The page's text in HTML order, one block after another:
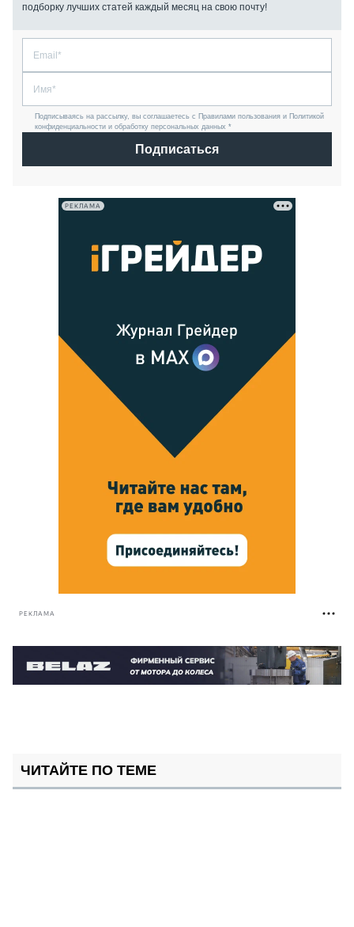
подборку лучших статей каждый месяц на свою почту!
Подписываясь на рассылку, вы соглашаетесь с Правилами пользования и Политикой
конфиденциальности и обработку персональных данных *
Подписаться
РЕКЛАМА
РЕКЛАМА
ЧИТАЙТЕ ПО ТЕМЕ